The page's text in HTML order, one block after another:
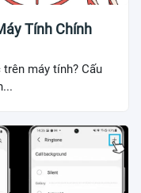
Tính Chính
máy tính? Cấu